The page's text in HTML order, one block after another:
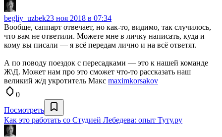
begliy_uzbek23 ноя 2018 в 07:34
Вообще, саппарт отвечает, но как-то, видимо, так случилось,
что вам не ответили. Можете мне в личку написать, куда и
кому вы писали — я всё передам лично и на всё ответят.
А по поводу поездок с пересадками — это к нашей команде
Ж\Д. Может нам про это сможет что-то рассказать наш
великий ж/д укротитель Макс maximkorsakov
0
Посмотреть
Как это работать со Студией Лебедева: опыт Туту.ру